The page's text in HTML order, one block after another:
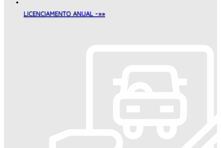
LICENCIAMENTO ANUAL -»»